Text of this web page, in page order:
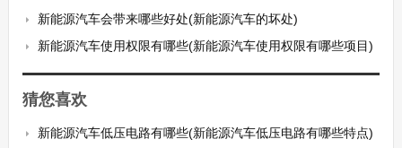
新能源汽车会带来哪些好处(新能源汽车的坏处)
新能源汽车使用权限有哪些(新能源汽车使用权限有哪些项目)
猜您喜欢
新能源汽车低压电路有哪些(新能源汽车低压电路有哪些特点)